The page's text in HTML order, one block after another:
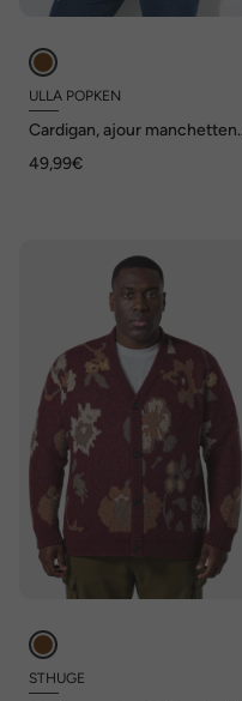
ULLA POPKEN
Cardigan, ajour manchetten,
49,99€
STHUGE